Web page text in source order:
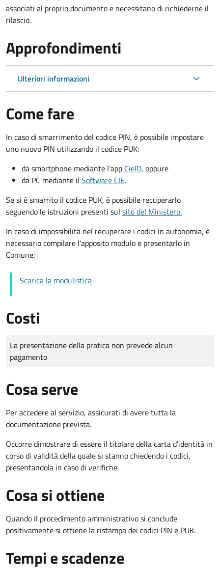
associati al proprio documento e necessitano di richiederne il
rilascio.
Approfondimenti
Ulteriori informazioni
Come fare
In caso di smarrimento del codice PIN, è possibile impostare
uno nuovo PIN utilizzando il codice PUK:
da smartphone mediante l’app CieID, oppure
da PC mediante il Software CIE.
Se si è smarrito il codice PUK, è possibile recuperarlo
seguendo le istruzioni presenti sul sito del Ministero.
In caso di impossibilità nel recuperare i codici in autonomia, è
necessario compilare l'apposito modulo e presentarlo in
Comune:
Scarica la modulistica
Costi
Tipo di pagamento
Importo
La presentazione della pratica non prevede alcun
pagamento
Cosa serve
Per accedere al servizio, assicurati di avere tutta la
documentazione prevista.
Occorre dimostrare di essere il titolare della carta d'identità in
corso di validità della quale si stanno chiedendo i codici,
presentandola in caso di verifiche.
Cosa si ottiene
Quando il procedimento amministrativo si conclude
positivamente si ottiene la ristampa dei codici PIN e PUK.
Tempi e scadenze